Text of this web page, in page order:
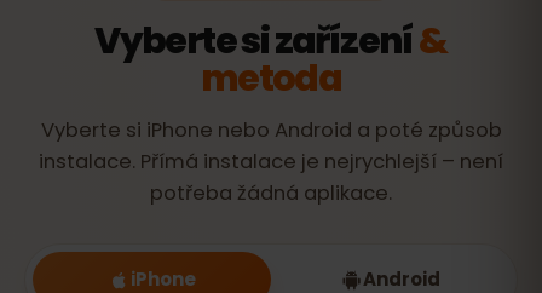
Vyberte si zařízení&
metoda
Vyberte si iPhone nebo Android a poté způsob
instalace. Přímá instalace je nejrychlejší – není
potřeba žádná aplikace.
iPhone Android